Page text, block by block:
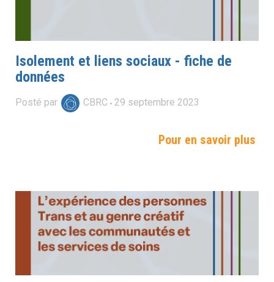
Isolement et liens sociaux - fiche de
données
Posté par CBRC 29 septembre 2023
Pour en savoir plus